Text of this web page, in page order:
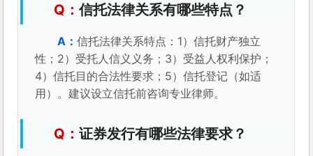
信托法律关系有哪些特点？
信托法律关系特点：1）信托财产独立
性；2）受托人信义义务；3）受益人权利保护；
4）信托目的合法性要求；5）信托登记（如适
用）。建议设立信托前咨询专业律师。
证券发行有哪些法律要求？